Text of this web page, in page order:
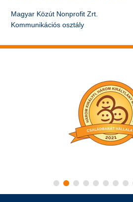
Magyar Közút Nonprofit Zrt.
Kommunikációs osztály